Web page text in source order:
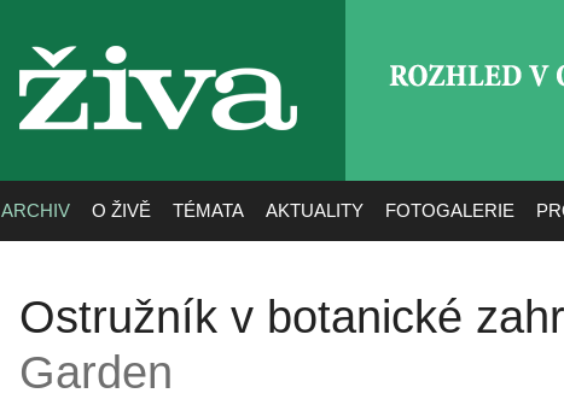
živa
ARCHIV O ŽIVĚ TÉMATA AKTUALITY FOTOGALERIE
Ostružník v botanické
Garden